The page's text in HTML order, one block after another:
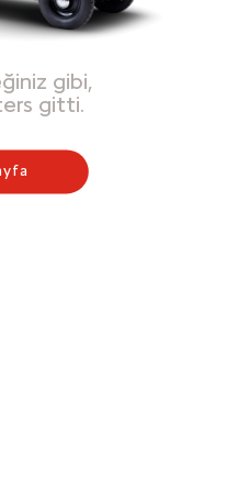
gibi,
gitti.